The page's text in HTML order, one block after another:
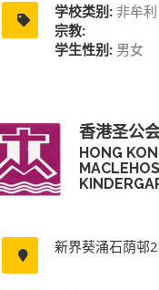
学校类别: 非牟利
宗教:
学生性别: 男女
香港圣公
HONG
新界葵涌石荫邨